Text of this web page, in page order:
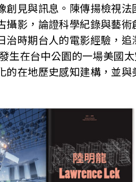
創見與訊息。陳傳揚檢視
攝影，論證科學紀錄與藝
治時期台人的電影經驗，
生在台中公園的一場美國
的在地歷史感知建構，並與